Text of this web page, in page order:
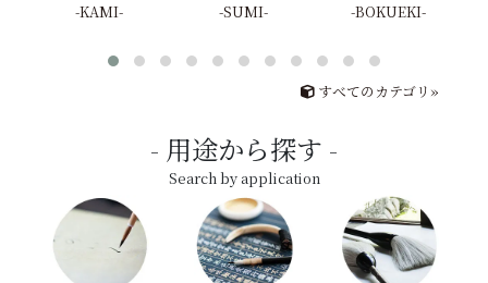
KAMI SUMI BOKUEKI
すべてのカテゴリ»
用途から探す
Search by application